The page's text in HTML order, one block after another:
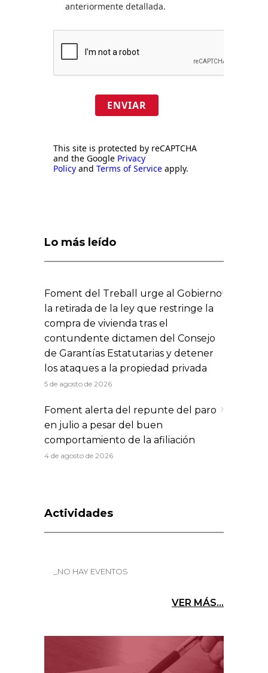
anteriormente detallada.
ENVIAR
This site is protected by reCAPTCHA
and the Google Privacy
Policy and Terms of Service apply.
Lo más leído
Foment del Treball urge al Gobierno
la retirada de la ley que restringe la
compra de vivienda tras el
contundente dictamen del Consejo
de Garantías Estatutarias y detener
los ataques a la propiedad privada
5 de agosto de 2026
Foment alerta del repunte del paro
en julio a pesar del buen
comportamiento de la afiliación
4 de agosto de 2026
Actividades
_NO HAY EVENTOS
VER MÁS...